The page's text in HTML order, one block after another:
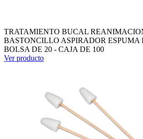
TRATAMIENTO BUCAL
BASTONCILLO ASPIRADOR ESPUMA
BOLSA DE 20 - CAJA DE 100
Ver producto